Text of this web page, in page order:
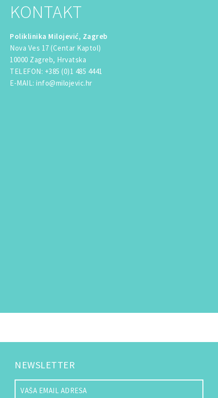
KONTAKT
Poliklinika Milojević, Zagreb
Nova Ves 17 (Centar Kaptol)
10000 Zagreb, Hrvatska
TELEFON: +385 (0)1 485 4441
E-MAIL: info@milojevic.hr
NEWSLETTER